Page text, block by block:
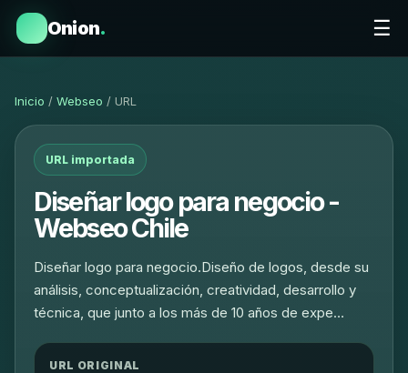
Onion. ☰
Inicio / Webseo / URL
URL importada
Diseñar logo para negocio -
Webseo Chile
Diseñar logo para negocio.Diseño de logos, desde su
análisis, conceptualización, creatividad, desarrollo y
técnica, que junto a los más de 10 años de expe…
URL ORIGINAL